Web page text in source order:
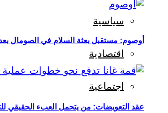
سياسية
اقتصادية
اجتماعية
أوصوم: مستقبل بعثة السلام في الصومال
عقد التعويضات: من يتحمل العبء الحقيقي